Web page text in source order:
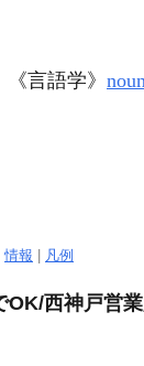
《言語学》
情報 凡例
OK/西神戸営